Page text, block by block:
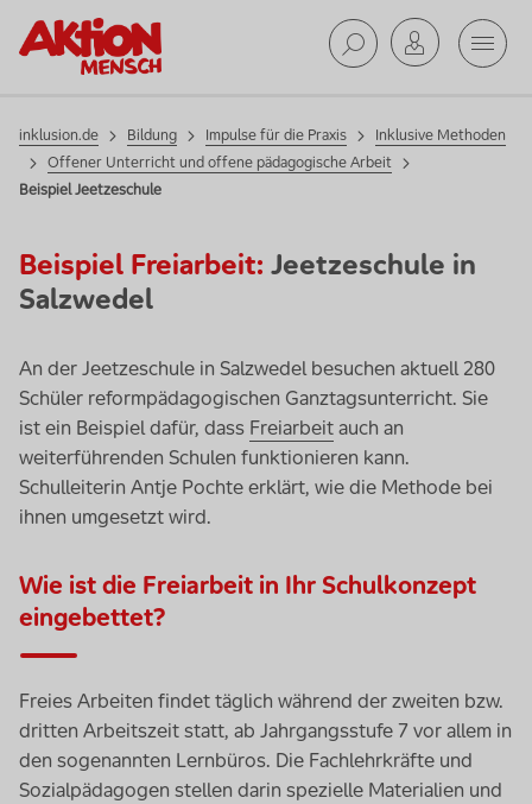
inklusion.de Bildung Impulse für die Praxis
Inklusive Methoden
Offener Unterricht und offene pädagogische Arbeit
Beispiel Jeetzeschule
Beispiel Freiarbeit: Jeetzeschule in
Salzwedel
An der Jeetzeschule in Salzwedel besuchen aktuell 280
Schüler reformpädagogischen Ganztagsunterricht. Sie
ist ein Beispiel dafür, dass Freiarbeitauch an
weiterführenden Schulen funktionieren kann.
Schulleiterin Antje Pochte erklärt, wie die Methode bei
ihnen umgesetzt wird.
Wie ist die Freiarbeit in Ihr Schulkonzept
eingebettet?
Freies Arbeiten findet täglich während der zweiten bzw.
dritten Arbeitszeit statt, ab Jahrgangsstufe 7 vor allem in
den sogenannten Lernbüros. Die Fachlehrkräfte und
Sozialpädagogen stellen darin spezielle Materialien und